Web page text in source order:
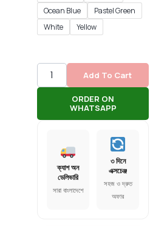
Ocean Blue
Pastel Green
White
Yellow
Add To Cart
ORDER ON
WHATSAPP
ক্যাশ অন
ডেলিভারি
সারা বাংলাদেশে
৩ দিনে
এক্সচেঞ্জ
সহজ ও দ্রুত
অফার